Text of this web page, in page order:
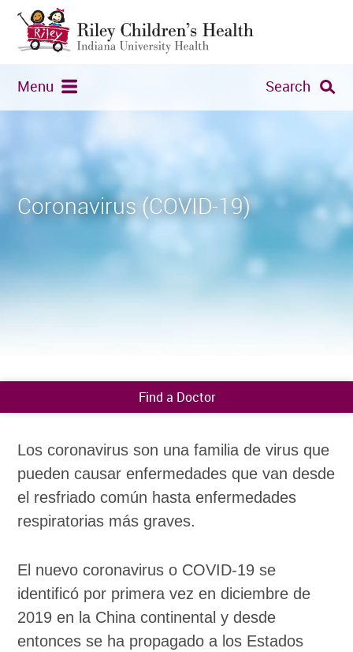
Menu Search
Coronavirus (COVID-19)
Find a Doctor
Los coronavirus son una familia de virus que
pueden causar enfermedades que van desde
el resfriado común hasta enfermedades
respiratorias más graves.
El nuevo coronavirus o COVID-19 se
identificó por primera vez en diciembre de
2019 en la China continental y desde
entonces se ha propagado a los Estados